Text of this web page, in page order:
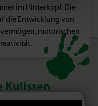
im Hinterkopf. Die
die Entwicklung von
motorischen
Kulissen